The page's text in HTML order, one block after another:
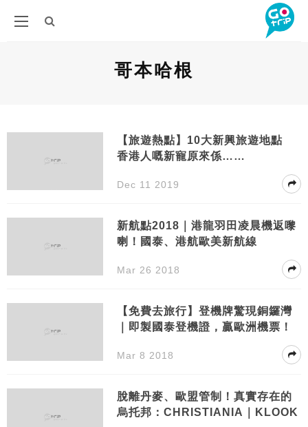
哥本哈根
【旅遊熱點】10大新興旅遊地點
香港人嘅新寵原來係……
Dec 11 2019
新航點2018｜港龍羽田凌晨機返嚟
喇！國泰、港航歐美新航線
Mar 26 2018
【免費去旅行】登機牌驚現銅鑼灣
｜即製國泰登機證，贏歐洲機票！
Mar 8 2018
脫離丹麥、歐盟管制！真實存在的
烏托邦：CHRISTIANIA｜KLOOK